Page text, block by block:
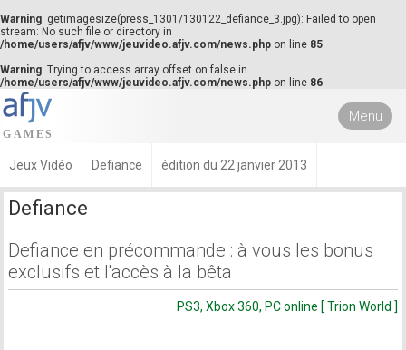
Warning: getimagesize(press_1301/130122_defiance_3.jpg): Failed to open
stream: No such file or directory in
/home/users/afjv/www/jeuvideo.afjv.com/news.php on line 85
Warning: Trying to access array offset on false in
/home/users/afjv/www/jeuvideo.afjv.com/news.php on line 86
Menu
Jeux Vidéo Defiance édition du 22 janvier 2013
Defiance
Defiance en précommande : à vous les bonus
exclusifs et l'accès à la bêta
PS3, Xbox 360, PC online [ Trion World ]